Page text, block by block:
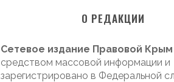
О РЕДАКЦИИ
Сетевое издание Правовой Крым
средством массовой информации и
зарегистрировано в Федеральной